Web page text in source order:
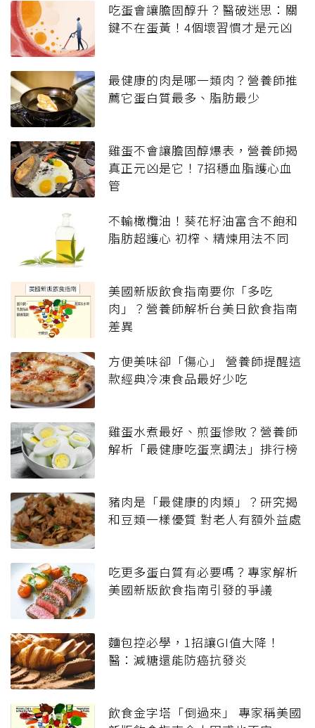
吃蛋會讓膽固醇升？醫破迷思：關
鍵不在蛋黃！4個壞習慣才是元凶
最健康的肉是哪一類肉？營養師推
薦它蛋白質最多、脂肪最少
雞蛋不會讓膽固醇爆表，營養師揭
真正元凶是它！7招穩血脂護心血
管
不輸橄欖油！葵花籽油富含不飽和
脂肪超護心 初榨、精煉用法不同
美國新版飲食指南要你「多吃
肉」？營養師解析台美日飲食指南
差異
方便美味卻「傷心」 營養師提醒這
款經典冷凍食品最好少吃
雞蛋水煮最好、煎蛋慘敗？營養師
解析「最健康吃蛋烹調法」排行榜
豬肉是「最健康的肉類」？研究揭
和豆類一樣優質 對老人有額外益處
吃更多蛋白質有必要嗎？專家解析
美國新版飲食指南引發的爭議
麵包控必學，1招讓GI值大降！
醫：減糖還能防癌抗發炎
飲食金字塔「倒過來」 專家稱美國